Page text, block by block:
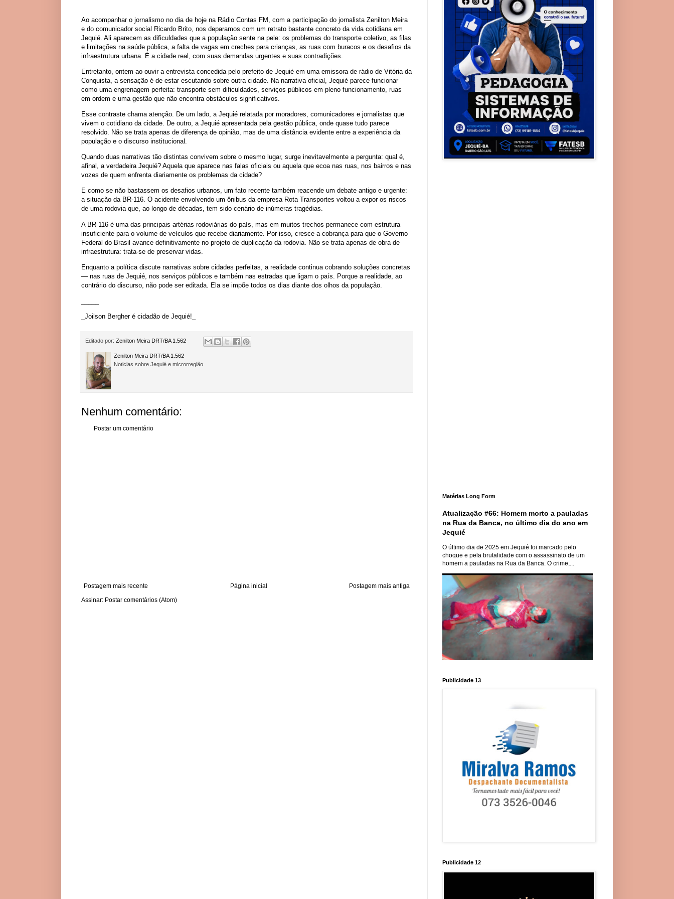
Ao acompanhar o jornalismo no dia de hoje na Rádio Contas FM, com a participação do jornalista Zenilton Meira
e do comunicador social Ricardo Brito, nos deparamos com um retrato bastante concreto da vida cotidiana em
Jequié. Ali aparecem as dificuldades que a população sente na pele: os problemas do transporte coletivo, as filas
e limitações na saúde pública, a falta de vagas em creches para crianças, as ruas com buracos e os desafios da
infraestrutura urbana. É a cidade real, com suas demandas urgentes e suas contradições.
Entretanto, ontem ao ouvir a entrevista concedida pelo prefeito de Jequié em uma emissora de rádio de Vitória da
Conquista, a sensação é de estar escutando sobre outra cidade. Na narrativa oficial, Jequié parece funcionar
como uma engrenagem perfeita: transporte sem dificuldades, serviços públicos em pleno funcionamento, ruas
em ordem e uma gestão que não encontra obstáculos significativos.
Esse contraste chama atenção. De um lado, a Jequié relatada por moradores, comunicadores e jornalistas que
vivem o cotidiano da cidade. De outro, a Jequié apresentada pela gestão pública, onde quase tudo parece
resolvido. Não se trata apenas de diferença de opinião, mas de uma distância evidente entre a experiência da
população e o discurso institucional.
Quando duas narrativas tão distintas convivem sobre o mesmo lugar, surge inevitavelmente a pergunta: qual é,
afinal, a verdadeira Jequié? Aquela que aparece nas falas oficiais ou aquela que ecoa nas ruas, nos bairros e nas
vozes de quem enfrenta diariamente os problemas da cidade?
E como se não bastassem os desafios urbanos, um fato recente também reacende um debate antigo e urgente:
a situação da BR-116. O acidente envolvendo um ônibus da empresa Rota Transportes voltou a expor os riscos
de uma rodovia que, ao longo de décadas, tem sido cenário de inúmeras tragédias.
A BR-116 é uma das principais artérias rodoviárias do país, mas em muitos trechos permanece com estrutura
insuficiente para o volume de veículos que recebe diariamente. Por isso, cresce a cobrança para que o Governo
Federal do Brasil avance definitivamente no projeto de duplicação da rodovia. Não se trata apenas de obra de
infraestrutura: trata-se de preservar vidas.
Enquanto a política discute narrativas sobre cidades perfeitas, a realidade continua cobrando soluções concretas
— nas ruas de Jequié, nos serviços públicos e também nas estradas que ligam o país. Porque a realidade, ao
contrário do discurso, não pode ser editada. Ela se impõe todos os dias diante dos olhos da população.
_Joilson Bergher é cidadão de Jequié!_
Editado por: Zenilton Meira DRT/BA 1.562
Zenilton Meira DRT/BA 1.562
Noticias sobre Jequié e microrregião
Nenhum comentário:
Postar um comentário
Postagem mais recente Postagem mais antiga
Página inicial
Assinar: Postar comentários (Atom)
Matérias Long Form
Atualização #66: Homem morto a pauladas
na Rua da Banca, no último dia do ano em
Jequié
O último dia de 2025 em Jequié foi marcado pelo
choque e pela brutalidade com o assassinato de um
homem a pauladas na Rua da Banca. O crime,...
Publicidade 13
Publicidade 12